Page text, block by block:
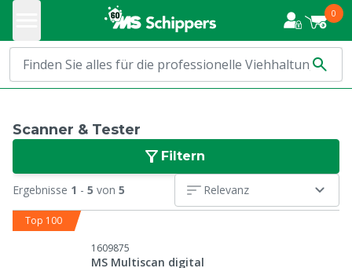
0
Scanner & Tester
Filtern
Ergebnisse 1 - 5 von 5 Relevanz
Top 100
1609875
MS Multiscan digital